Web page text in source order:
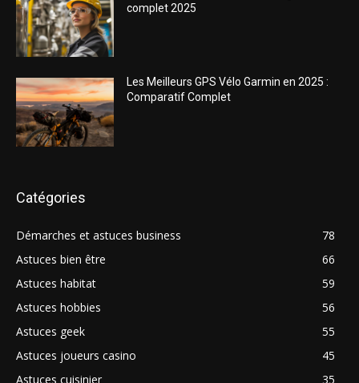
complet 2025
Les Meilleurs GPS Vélo Garmin en 2025 :
Comparatif Complet
Catégories
Démarches et astuces business
78
Astuces bien être
66
Astuces habitat
59
Astuces hobbies
56
Astuces geek
55
Astuces joueurs casino
45
Astuces cuisinier
35